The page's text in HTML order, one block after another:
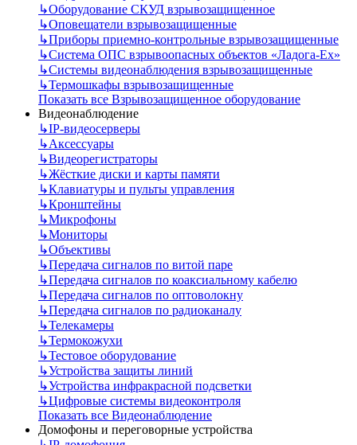
↳Оборудование СКУД взрывозащищенное
↳Оповещатели взрывозащищенные
↳Приборы приемно-контрольные взрывозащищенные
↳Система ОПС взрывоопасных объектов «Ладога-Ex»
↳Системы видеонаблюдения взрывозащищенные
↳Термошкафы взрывозащищенные
Показать все Взрывозащищенное оборудование
Видеонаблюдение
↳IP-видеосерверы
↳Аксессуары
↳Видеорегистраторы
↳Жёсткие диски и карты памяти
↳Клавиатуры и пульты управления
↳Кронштейны
↳Микрофоны
↳Мониторы
↳Объективы
↳Передача сигналов по витой паре
↳Передача сигналов по коаксиальному кабелю
↳Передача сигналов по оптоволокну
↳Передача сигналов по радиоканалу
↳Телекамеры
↳Термокожухи
↳Тестовое оборудование
↳Устройства защиты линий
↳Устройства инфракрасной подсветки
↳Цифровые системы видеоконтроля
Показать все Видеонаблюдение
Домофоны и переговорные устройства